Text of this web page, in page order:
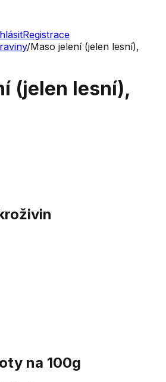
Registrace
/Maso jelení (jelen lesní),
(jelen lesní),
na 100g